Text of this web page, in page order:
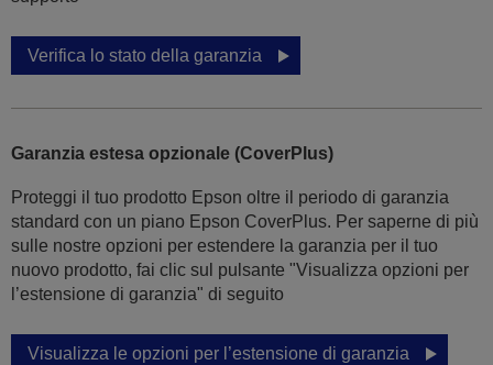
Verifica lo stato della garanzia
Garanzia estesa opzionale (CoverPlus)
Proteggi il tuo prodotto Epson oltre il periodo di garanzia
standard con un piano Epson CoverPlus. Per saperne di più
sulle nostre opzioni per estendere la garanzia per il tuo
nuovo prodotto, fai clic sul pulsante "Visualizza opzioni per
l’estensione di garanzia" di seguito
Visualizza le opzioni per l’estensione di garanzia